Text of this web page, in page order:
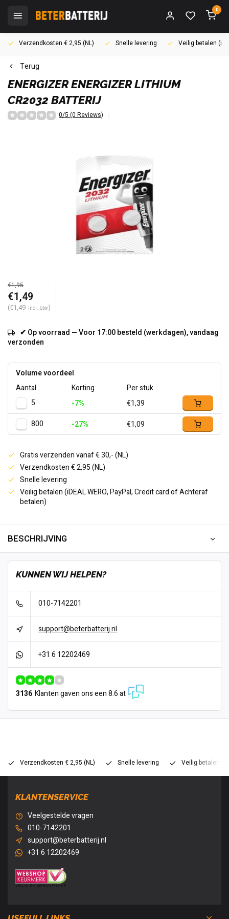
0
Verzendkosten € 2,95 (NL) Snelle levering Veilig betalen
Terug
ENERGIZERENERGIZER LITHIUM
CR2032 BATTERIJ
0/5 (0 Reviews)
€1,95
€1,49
(€1,49 Incl. btw)
✔ Op voorraad — Voor 17:00 besteld (werkdagen), vandaag
verzonden
Volume voordeel
Aantal
Korting
Per stuk
5
-7%
€1,39
800
-27% €1,09
Gratis verzenden vanaf € 30,- (NL)
Verzendkosten € 2,95 (NL)
Snelle levering
Veilig betalen (iDEAL WERO, PayPal, Credit card of Achteraf
betalen)
BESCHRIJVING
KUNNEN WIJ HELPEN?
010-7142201
support@beterbatterij.nl
+31 6 12202469
3136 Klanten gaven ons een 8.6 at
Verzendkosten € 2,95 (NL) Snelle levering Veilig betalen
KLANTENSERVICE
Veelgestelde vragen
010-7142201
support@beterbatterij.nl
+31 6 12202469